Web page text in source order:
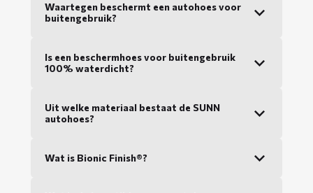
Waartegen beschermt een autohoes voor
buitengebruik?
Is een beschermhoes voor buitengebruik
100% waterdicht?
Uit welke materiaal bestaat de SUNN
autohoes?
Wat is Bionic Finish®?